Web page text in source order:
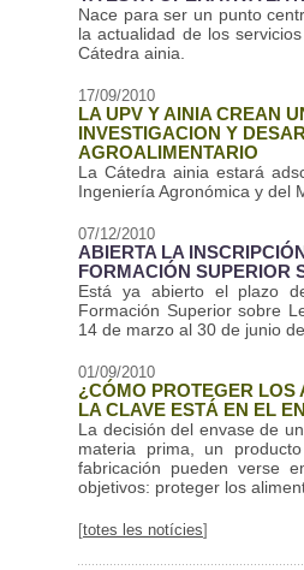
Nace para ser un punto
la actualidad de los
Cátedra ainia.
17/09/2010
LA UPV Y AINIA CREAN
INVESTIGACION Y
AGROALIMENTARIO
La Cátedra ainia estará
Ingeniería Agronómica y del
07/12/2010
ABIERTA LA
FORMACIÓN SUPERIOR
Está ya abierto el plazo
Formación Superior sobre
14 de marzo al 30 de junio
01/09/2010
¿CÓMO PROTEGER LOS
LA CLAVE ESTÁ EN EL
La decisión del envase de
materia prima, un
fabricación pueden verse
objetivos: proteger los
[totes les notícies]